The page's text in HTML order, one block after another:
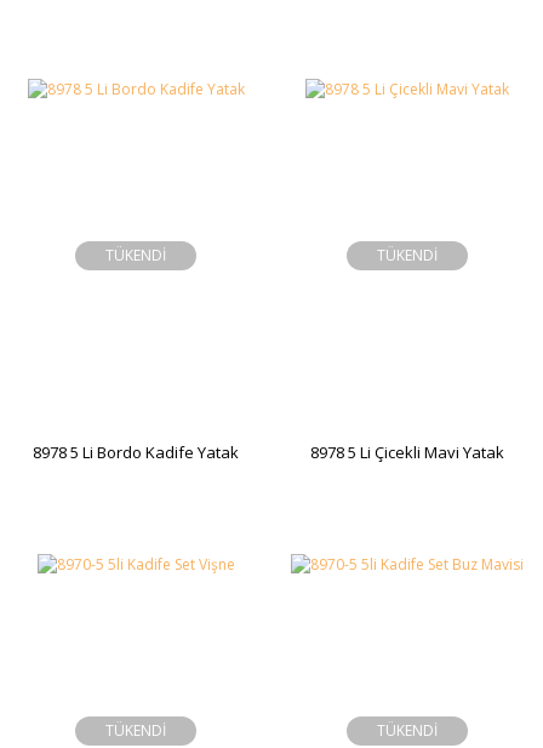
TÜKENDİ
8978 5 Li Bordo Kadife Yatak
TÜKENDİ
8978 5 Li Çicekli Mavi Yatak
TÜKENDİ TÜKENDİ